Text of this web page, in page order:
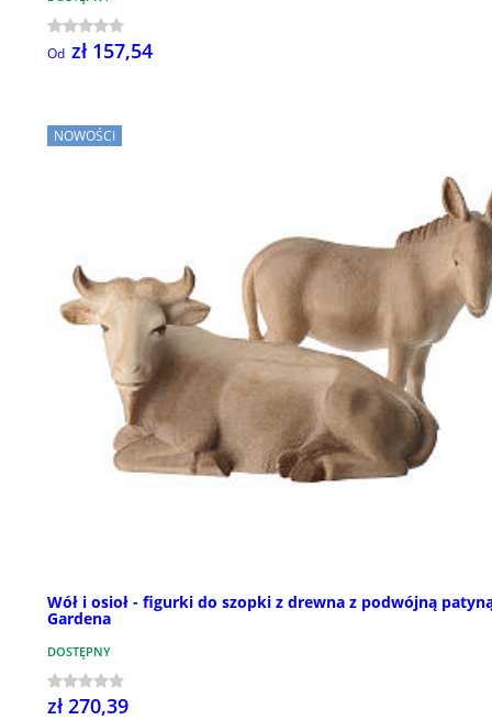
Od zł 157,54
NOWOŚCI
Wół i osioł - figurki do szopki z drewna z podwójną
Gardena
DOSTĘPNY
zł 270,39